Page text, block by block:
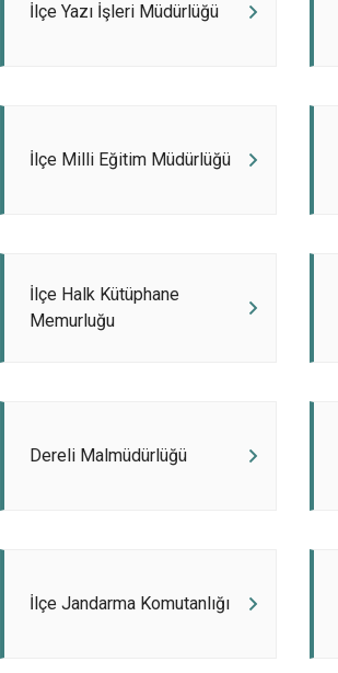
İlçe Yazı İşleri Müdürlüğü
İlçe Milli Eğitim Müdürlüğü
İlçe Halk Kütüphane
Memurluğu
Dereli Malmüdürlüğü
İlçe Jandarma Komutanlığı